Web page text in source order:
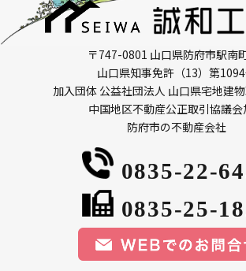
〒747-0801 山口県防府市駅南
山口県知事免許（13）第
加入団体 公益社団法人 山口県宅地建
中国地区不動産公正取引協議会
防府市の不動産会社
0835-22-
0835-25-